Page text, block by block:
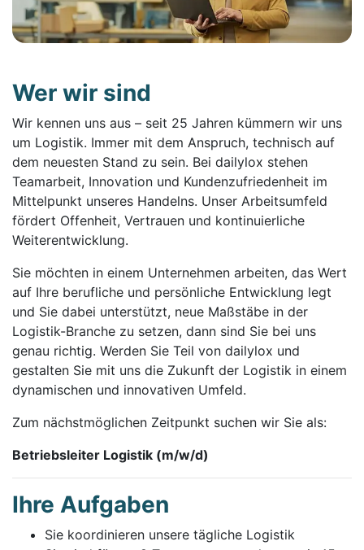
Wer wir sind
Wir kennen uns aus – seit 25 Jahren kümmern wir uns
um Logistik. Immer mit dem Anspruch, technisch auf
dem neuesten Stand zu sein. Bei dailylox stehen
Teamarbeit, Innovation und Kundenzufriedenheit im
Mittelpunkt unseres Handelns. Unser Arbeitsumfeld
fördert Offenheit, Vertrauen und kontinuierliche
Weiterentwicklung.
Sie möchten in einem Unternehmen arbeiten, das Wert
auf Ihre berufliche und persönliche Entwicklung legt
und Sie dabei unterstützt, neue Maßstäbe in der
Logistik-Branche zu setzen, dann sind Sie bei uns
genau richtig. Werden Sie Teil von dailylox und
gestalten Sie mit uns die Zukunft der Logistik in einem
dynamischen und innovativen Umfeld.
Zum nächstmöglichen Zeitpunkt suchen wir Sie als:
Betriebsleiter Logistik (m/w/d)
Ihre Aufgaben
Sie koordinieren unsere tägliche Logistik